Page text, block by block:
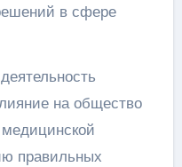
в сфере
на общество
правильных